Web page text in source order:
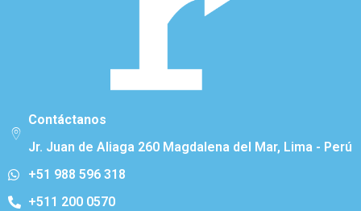
Contáctanos
Jr. Juan de Aliaga 260 Magdalena del Mar, Lima - Perú
+51 988 596 318
+511 200 0570